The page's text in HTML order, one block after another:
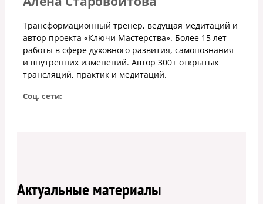
Трансформационный тренер, ведущая медитаций и
автор проекта «Ключи Мастерства». Более 15 лет
работы в сфере духовного развития, самопознания
и внутренних изменений. Автор 300+ открытых
трансляций, практик и медитаций.
Соц. сети:
Актуальные материалы